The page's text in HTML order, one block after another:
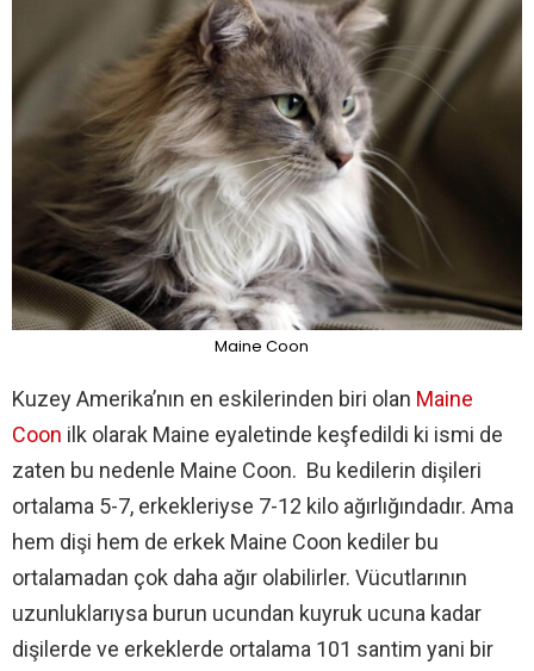
Maine Coon
Kuzey Amerika’nın en eskilerinden biri olan Maine
Coon ilk olarak Maine eyaletinde keşfedildi ki ismi de
zaten bu nedenle Maine Coon. Bu kedilerin dişileri
ortalama 5-7, erkekleriyse 7-12 kilo ağırlığındadır. Ama
hem dişi hem de erkek Maine Coon kediler bu
ortalamadan çok daha ağır olabilirler. Vücutlarının
uzunluklarıysa burun ucundan kuyruk ucuna kadar
dişilerde ve erkeklerde ortalama 101 santim yani bir